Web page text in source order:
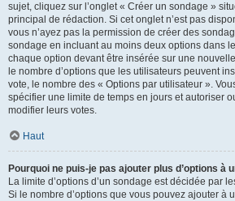
sujet, cliquez sur l’onglet « Créer un sondage »
principal de rédaction. Si cet onglet n’est pas
vous n’ayez pas la permission de créer des
sondage en incluant au moins deux options dans
chaque option devant être insérée sur une
le nombre d’options que les utilisateurs peuvent
vote, le nombre des « Options par utilisateur ».
spécifier une limite de temps en jours et autoriser
modifier leurs votes.
Haut
Pourquoi ne puis-je pas ajouter plus d’options à
La limite d’options d’un sondage est décidée par
Si le nombre d’options que vous pouvez ajouter à